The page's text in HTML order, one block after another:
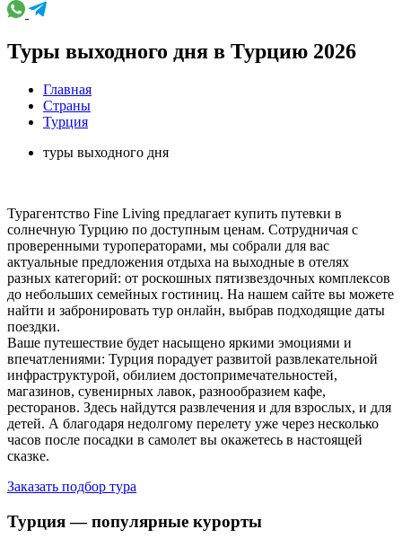
Туры выходного дня в Турцию 2026
Главная
Страны
Турция
туры выходного дня
Турагентство Fine Living предлагает купить путевки в
солнечную Турцию по доступным ценам. Сотрудничая с
проверенными туроператорами, мы собрали для вас
актуальные предложения отдыха на выходные в отелях
разных категорий: от роскошных пятизвездочных комплексов
до небольших семейных гостиниц. На нашем сайте вы можете
найти и забронировать тур онлайн, выбрав подходящие даты
поездки.
Ваше путешествие будет насыщено яркими эмоциями и
впечатлениями: Турция порадует развитой развлекательной
инфраструктурой, обилием достопримечательностей,
магазинов, сувенирных лавок, разнообразием кафе,
ресторанов. Здесь найдутся развлечения и для взрослых, и для
детей. А благодаря недолгому перелету уже через несколько
часов после посадки в самолет вы окажетесь в настоящей
сказке.
Заказать подбор тура
Турция — популярные курорты